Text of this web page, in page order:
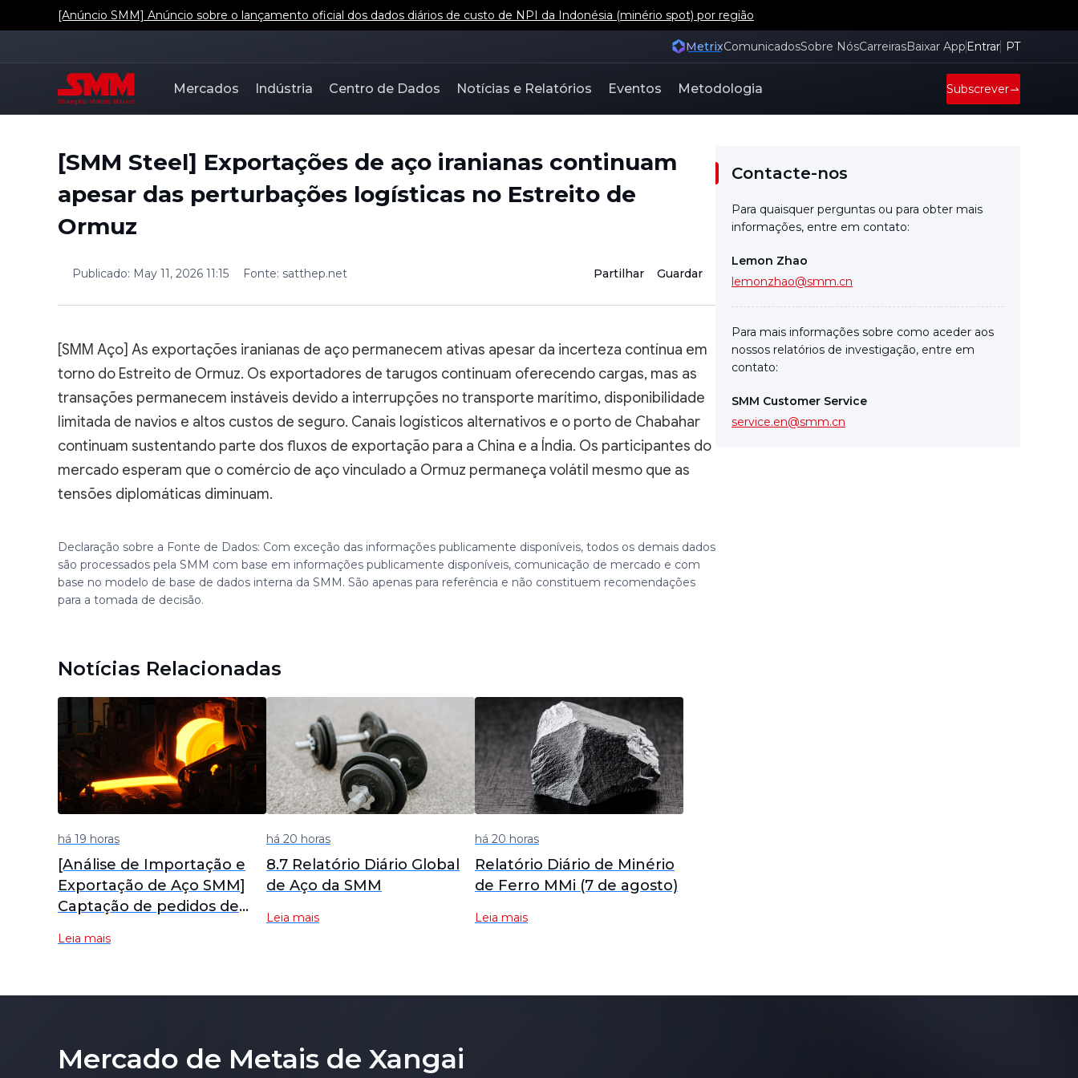
[Anúncio SMM] Anúncio sobre o lançamento oficial dos dados diários de custo de NPI da Indonésia (minério spot) por região
MetrixComunicadosSobre NósCarreirasBaixar App Entrar PT
Mercados Indústria Centro de Dados Notícias e Relatórios Eventos Metodologia Subscrever
[SMM Steel] Exportações de aço iranianas continuam
apesar das perturbações logísticas no Estreito de
Ormuz
Publicado: May 11, 2026 11:15 Fonte: satthep.net Partilhar Guardar
[SMM Aço] As exportações iranianas de aço permanecem ativas apesar da incerteza contínua em
torno do Estreito de Ormuz. Os exportadores de tarugos continuam oferecendo cargas, mas as
transações permanecem instáveis devido a interrupções no transporte marítimo, disponibilidade
limitada de navios e altos custos de seguro. Canais logísticos alternativos e o porto de Chabahar
continuam sustentando parte dos fluxos de exportação para a China e a Índia. Os participantes do
mercado esperam que o comércio de aço vinculado a Ormuz permaneça volátil mesmo que as
tensões diplomáticas diminuam.
Declaração sobre a Fonte de Dados: Com exceção das informações publicamente disponíveis, todos os demais dados
são processados pela SMM com base em informações publicamente disponíveis, comunicação de mercado e com
base no modelo de base de dados interna da SMM. São apenas para referência e não constituem recomendações
para a tomada de decisão.
Notícias Relacionadas
há 19 horas
[Análise de Importação e
Exportação de Aço SMM]
Captação de pedidos de
julho; exportações de aço
Leia mais
há 20 horas
8.7 Relatório Diário Global
de Aço da SMM
Leia mais
há 20 horas
Relatório Diário de Minério
de Ferro MMi (7 de agosto)
Leia mais
Contacte-nos
Para quaisquer perguntas ou para obter mais
informações, entre em contato:
Lemon Zhao
lemonzhao@smm.cn
Para mais informações sobre como aceder aos
nossos relatórios de investigação, entre em
contato:
SMM Customer Service
service.en@smm.cn
Mercado de Metais de Xangai